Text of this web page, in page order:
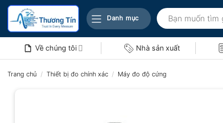
Bỏ
nội
Danh mục
Tìm
kiếm:
Về chúng tôi Nhà sản xuất
Trang chủ / Thiết bị đo chính xác / Máy đo độ cứng